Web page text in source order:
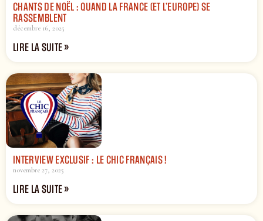
CHANTS DE NOËL : QUAND LA FRANCE (ET L’EUROPE) SE
RASSEMBLENT
décembre 16, 2025
LIRE LA SUITE »
INTERVIEW EXCLUSIF : LE CHIC FRANÇAIS !
novembre 27, 2025
LIRE LA SUITE »